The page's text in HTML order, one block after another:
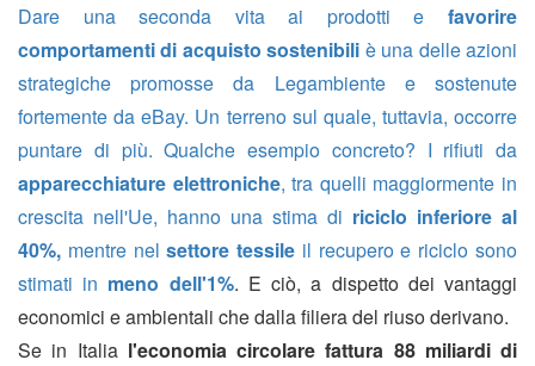
Dare una seconda vita ai prodotti e favorire
comportamenti di acquisto sostenibili è una delle azioni
strategiche promosse da Legambiente e sostenute
fortemente da eBay. Un terreno sul quale, tuttavia, occorre
puntare di più. Qualche esempio concreto? I rifiuti da
apparecchiature elettroniche, tra quelli maggiormente in
crescita nell'Ue, hanno una stima di riciclo inferiore al
40%, mentre nelsettore tessile il recupero e riciclo sono
stimati in meno dell'1%. E ciò, a dispetto dei vantaggi
economici e ambientali che dalla filiera del riuso derivano.
Se in Italia l'economia circolare fattura 88 miliardi di